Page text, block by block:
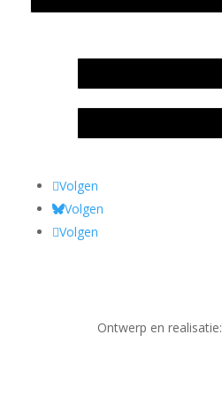
Volgen
Volgen
Volgen
Ontwerp en realisatie: